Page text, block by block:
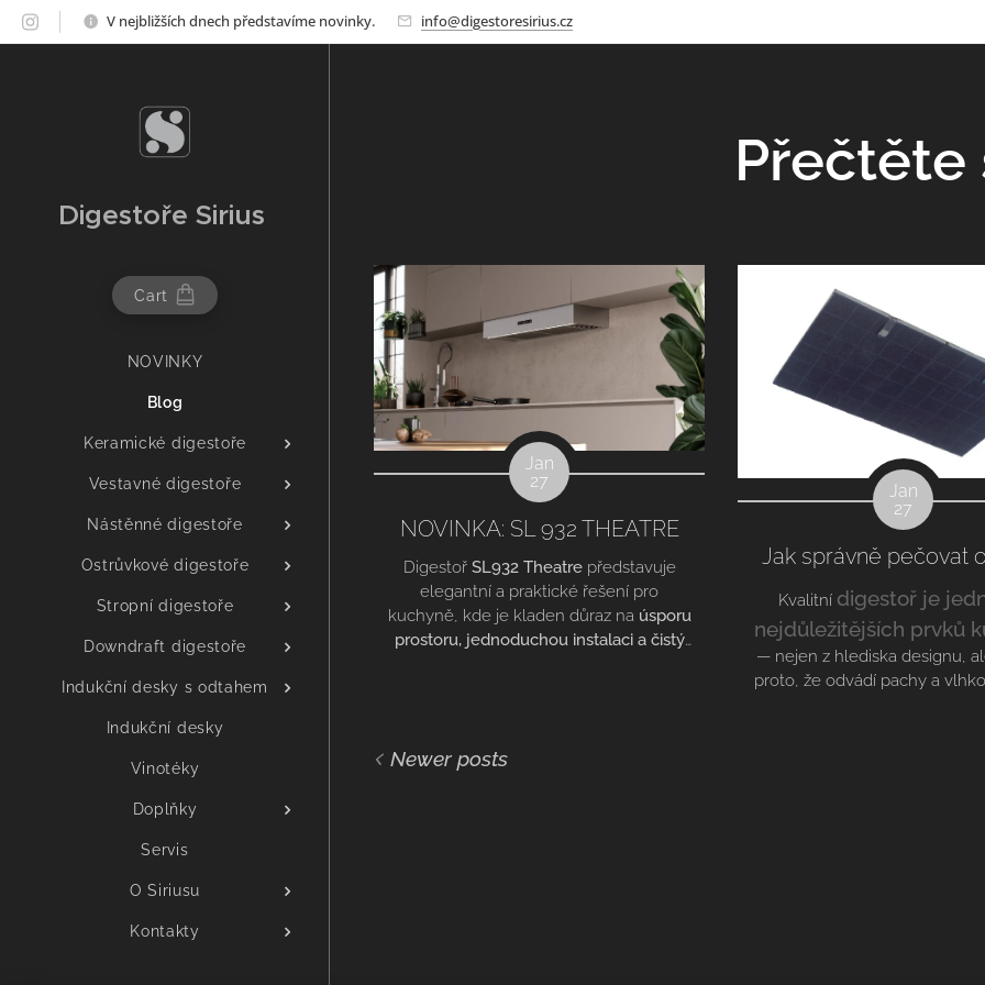
V nejbližších dnech představíme novinky. info@digestoresirius.cz
Digestoře Sirius
Cart
NOVINKY
Blog
Keramické digestoře
Vestavné digestoře
Nástěnné digestoře
Ostrůvkové digestoře
Stropní digestoře
Downdraft digestoře
Indukční desky s odtahem
Indukční desky
Vinotéky
Doplňky
Servis
O Siriusu
Kontakty
Přečtěte
Jan
27
NOVINKA: SL 932 THEATRE
Digestoř SL932 Theatrepředstavuje
elegantní a praktické řešení pro
kuchyně, kde je kladen důraz na úsporu
prostoru, jednoduchou instalaci a čistý
Jan
27
Jak správně pečovat
Kvalitní digestoř je
nejdůležitějších prvků
— nejen z hlediska designu,
proto, že odvádí pachy a
Newer posts